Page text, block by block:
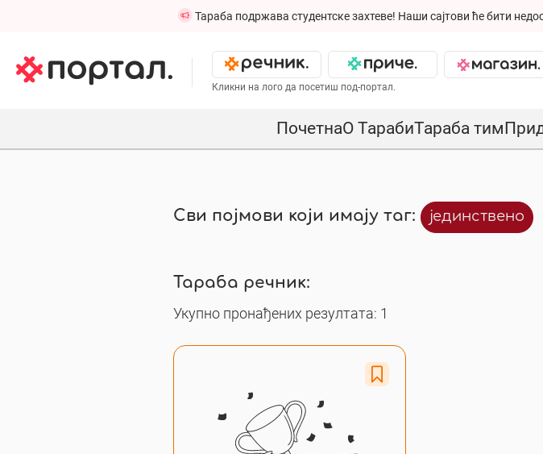
Тараба подржава студентске захтеве! Наши сајтови ће бити
Кликни на лого да посетиш под-портал.
ПочетнаО ТарабиТараба тим
Сви појмови који имају таг: јединствено
Тараба речник:
Укупно пронађених резултата: 1